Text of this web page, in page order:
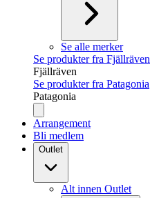
Se alle merker
Se produkter fra Fjällräven
Fjällräven
Se produkter fra Patagonia
Patagonia
Arrangement
Bli medlem
Outlet
Alt innen Outlet